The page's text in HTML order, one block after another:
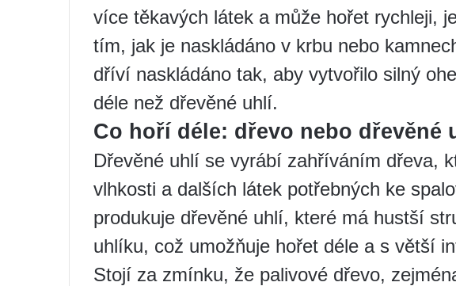
více těkavých látek a může hořet rychleji,
tím, jak je naskládáno v krbu nebo
dříví naskládáno tak, aby vytvořilo silný
déle než dřevěné uhlí.
Co hoří déle: dřevo nebo dřevěné
Dřevěné uhlí se vyrábí zahříváním dřeva,
vlhkosti a dalších látek potřebných ke
produkuje dřevěné uhlí, které má hustší
uhlíku, což umožňuje hořet déle a s větší
Stojí za zmínku, že palivové dřevo,